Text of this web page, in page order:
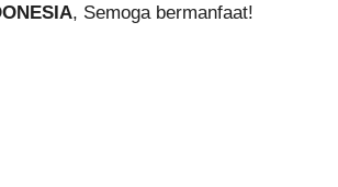
, Semoga bermanfaat!